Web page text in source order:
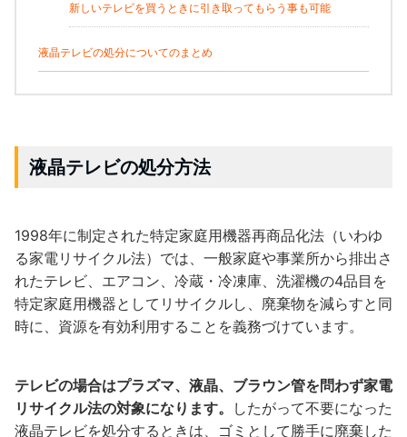
新しいテレビを買うときに引き取ってもらう事も可能
液晶テレビの処分についてのまとめ
液晶テレビの処分方法
1998年に制定された特定家庭用機器再商品化法（いわゆ
る家電リサイクル法）では、一般家庭や事業所から排出さ
れたテレビ、エアコン、冷蔵・冷凍庫、洗濯機の4品目を
特定家庭用機器としてリサイクルし、廃棄物を減らすと同
時に、資源を有効利用することを義務づけています。
テレビの場合はプラズマ、液晶、ブラウン管を問わず家電
リサイクル法の対象になります。
したがって不要になった
液晶テレビを処分するときは、ゴミとして勝手に廃棄した